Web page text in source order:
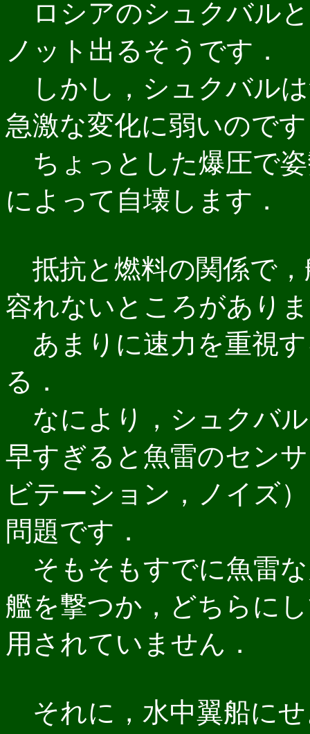
ロシアのシュクバル
ノット出るそうです．
しかし，シュクバル
急激な変化に弱いので
ちょっとした爆圧で
によって自壊します．
抵抗と燃料の関係で，
容れないところがあり
あまりに速力を重視
る．
なにより，シュクバ
早すぎると魚雷のセン
ビテーション，ノイズ
問題です．
そもそもすでに魚雷
艦を撃つか，どちらに
用されていません．
それに，水中翼船に